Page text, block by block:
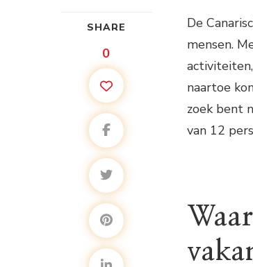
SHARE
0
De
mensen.
naartoe
zoek bent
van 12